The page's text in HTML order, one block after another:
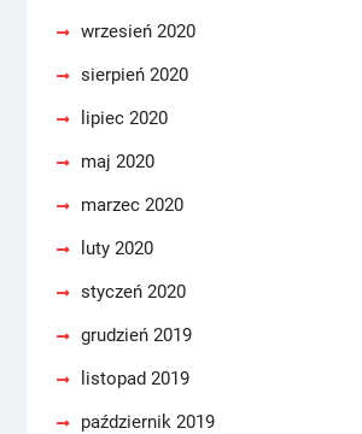
wrzesień 2020
sierpień 2020
lipiec 2020
maj 2020
marzec 2020
luty 2020
styczeń 2020
grudzień 2019
listopad 2019
październik 2019